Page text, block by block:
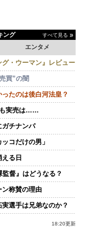
ング すべて見る
エンタメ
グ・ウーマン』レビュー
買”の闇
たのは後白河法皇？
も実売は……
ガチナンパ
コだけの男」
る日
督』はどうなる？
ン称賛の理由
選手は兄弟なのか？
18:20更新